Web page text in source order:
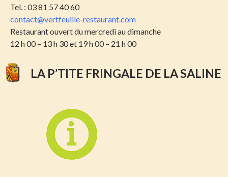
Tel. : 03 81 57 40 60
contact@vertfeuille-restaurant.com
Restaurant ouvert du mercredi au dimanche
12 h 00 – 13 h 30 et 19 h 00 – 21 h 00
LA P’TITE FRINGALE DE LA SALINE